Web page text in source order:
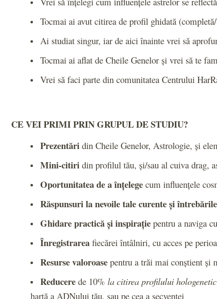
Tocmai ai avut citirea de profil ghidată
Ai studiat singur, iar de aici înainte vrei să
Tocmai ai aflat de Cheile Genelor și vrei să te
Vrei să faci parte din comunitatea Centrului
CE VEI PRIMI PRIN GRUPUL DE STUDIU?
Prezentări din Cheile Genelor, Astrologie, și
Mini-citiri din profilul tău, și/sau al cuiva drag,
Oportunitatea de a înțelege cum influențele
Răspunsuri la nevoile tale curente și
Ghidare practică și inspirație pentru a naviga
Înregistrarea fiecărei întâlniri, cu acces pe
Resurse valoroase pentru a trăi mai conștient și
Reducere de 10% la citirea profilului hologenetic
hartă a ADNului tău, sau pe cea a secvenței